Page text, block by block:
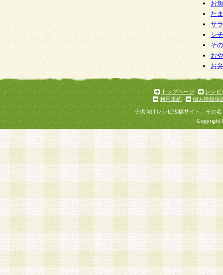
お
た
サ
シ
そ
お
お
トップページ
レシピ
利用規約
個人情報保
子供向けレシピ投稿サイト、その
Copyright